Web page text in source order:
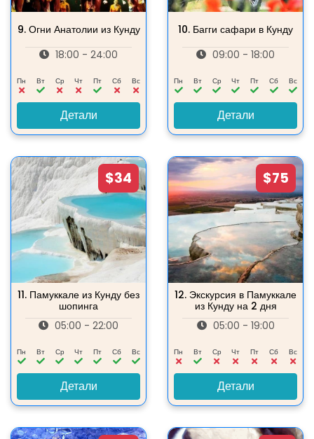
9. Огни Анатолии из Кунду
18:00 - 24:00
Пн Вт Ср Чт Пт Сб Вс
Детали
10. Багги сафари в Кунду
09:00 - 18:00
Пн Вт Ср Чт Пт Сб Вс
Детали
$34
11. Памуккале из Кунду без
шопинга
05:00 - 22:00
Пн Вт Ср Чт Пт Сб Вс
Детали
$75
12. Экскурсия в Памуккале
из Кунду на 2 дня
05:00 - 19:00
Пн Вт Ср Чт Пт Сб Вс
Детали